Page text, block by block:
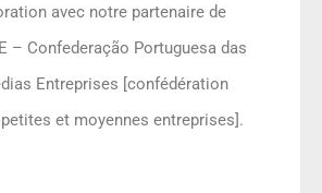
avec notre partenaire de
– Confederação Portuguesa das
Entreprises [confédération
et moyennes entreprises].